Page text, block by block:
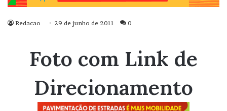
Redacao 29 de junho de 2011 0
Foto com Link de
Direcionamento